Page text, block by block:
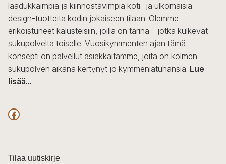
laadukkaimpia ja kiinnostavimpia koti- ja ulkomaisia
design-tuotteita kodin jokaiseen tilaan. Olemme
erikoistuneet kalusteisiin, joilla on tarina – jotka kulkevat
sukupolvelta toiselle. Vuosikymmenten ajan tämä
konsepti on palvellut asiakkaitamme, joita on kolmen
sukupolven aikana kertynyt jo kymmeniätuhansia. Lue
lisää...
F
c
Tilaa uutiskirje